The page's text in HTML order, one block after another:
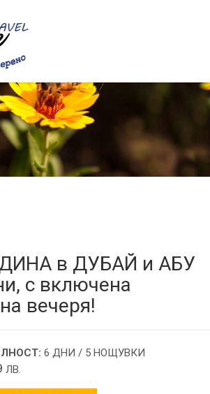
в ДУБАЙ и АБУ
с включена
вечеря!
6 ДНИ / 5 НОЩУВКИ
ЛВ.